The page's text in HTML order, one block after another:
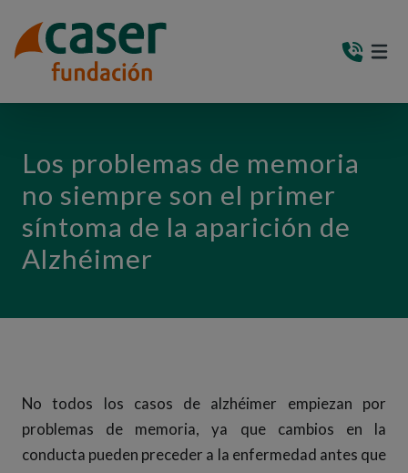
Los problemas de memoria
no siempre son el primer
síntoma de la aparición de
Alzhéimer
No todos los casos de alzhéimer empiezan por
problemas de memoria, ya que cambios en la
conducta pueden preceder a la enfermedad antes que